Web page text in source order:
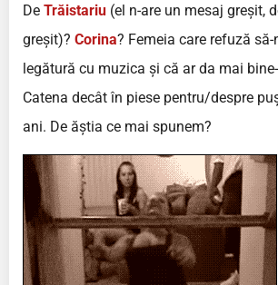
De Trăistariu (el n-are un mesaj greșit,
greșit)? Corina? Femeia care refuză
legătură cu muzica și că ar da mai
Catena decât în piese pentru/despre
ani. De ăștia ce mai spunem?